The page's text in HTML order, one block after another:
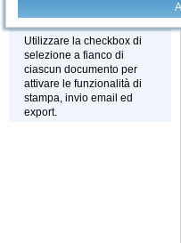
Stampa - Email - Export
Utilizzare la checkbox di
selezione a fianco di
ciascun documento per
attivare le funzionalità di
stampa, invio email ed
export.